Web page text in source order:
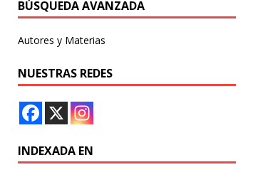
BÚSQUEDA AVANZADA
Autores y Materias
NUESTRAS REDES
INDEXADA EN